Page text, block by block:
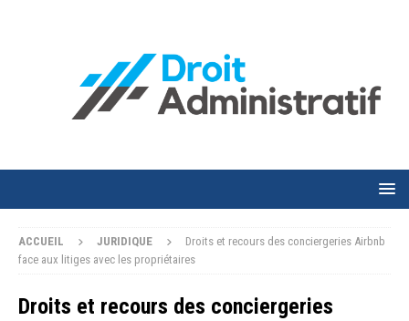
ACCUEIL JURIDIQUE
Droits et recours des conciergeries Airbnb
face aux litiges avec les propriétaires
Droits et recours des conciergeries